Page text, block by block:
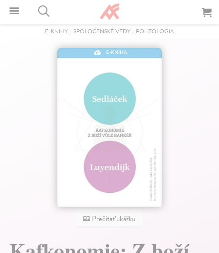
E-KNIHY - SPOLOČENSKÉ VEDY - POLITOLÓGIA
E-KNIHA
Prečítať ukážku